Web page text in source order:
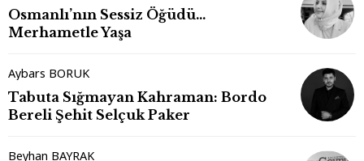
Osmanlı’nın Sessiz Öğüdü…
Merhametle Yaşa
Aybars BORUK
Tabuta Sığmayan Kahraman: Bordo
Bereli Şehit Selçuk Paker
Beyhan BAYRAK